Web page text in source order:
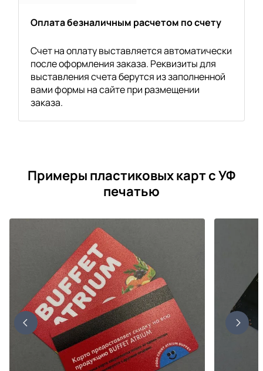
Оплата безналичным расчетом по счету
Счет на оплату выставляется автоматически
после оформления заказа. Реквизиты для
выставления счета берутся из заполненной
вами формы на сайте при размещении
заказа.
Примеры пластиковых карт с УФ
печатью